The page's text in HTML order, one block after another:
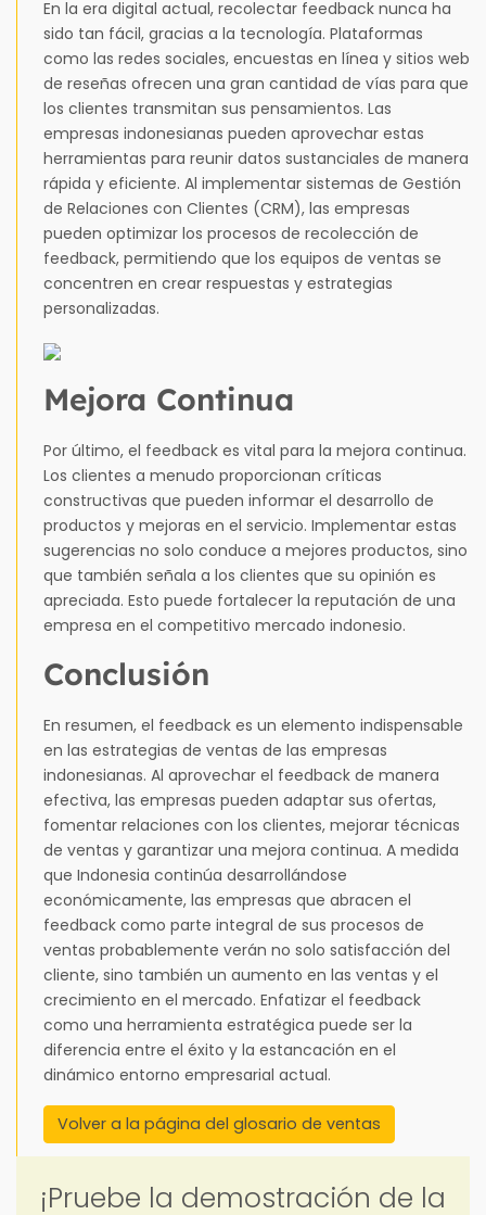
En la era digital actual, recolectar feedback nunca ha
sido tan fácil, gracias a la tecnología. Plataformas
como las redes sociales, encuestas en línea y sitios web
de reseñas ofrecen una gran cantidad de vías para que
los clientes transmitan sus pensamientos. Las
empresas indonesianas pueden aprovechar estas
herramientas para reunir datos sustanciales de manera
rápida y eficiente. Al implementar sistemas de Gestión
de Relaciones con Clientes (CRM), las empresas
pueden optimizar los procesos de recolección de
feedback, permitiendo que los equipos de ventas se
concentren en crear respuestas y estrategias
personalizadas.
Mejora Continua
Por último, el feedback es vital para la mejora continua.
Los clientes a menudo proporcionan críticas
constructivas que pueden informar el desarrollo de
productos y mejoras en el servicio. Implementar estas
sugerencias no solo conduce a mejores productos, sino
que también señala a los clientes que su opinión es
apreciada. Esto puede fortalecer la reputación de una
empresa en el competitivo mercado indonesio.
Conclusión
En resumen, el feedback es un elemento indispensable
en las estrategias de ventas de las empresas
indonesianas. Al aprovechar el feedback de manera
efectiva, las empresas pueden adaptar sus ofertas,
fomentar relaciones con los clientes, mejorar técnicas
de ventas y garantizar una mejora continua. A medida
que Indonesia continúa desarrollándose
económicamente, las empresas que abracen el
feedback como parte integral de sus procesos de
ventas probablemente verán no solo satisfacción del
cliente, sino también un aumento en las ventas y el
crecimiento en el mercado. Enfatizar el feedback
como una herramienta estratégica puede ser la
diferencia entre el éxito y la estancación en el
dinámico entorno empresarial actual.
Volver a la página del glosario de ventas